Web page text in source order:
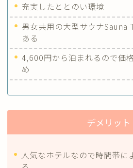
充実したととのい環境
男女共用の大型サウナSauna
ある
4,600円から泊まれるので価
め
デメリット
人気なホテルなので時間帯に